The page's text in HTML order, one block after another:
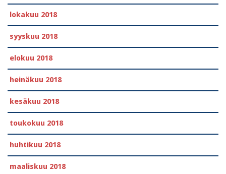
lokakuu 2018
syyskuu 2018
elokuu 2018
heinäkuu 2018
kesäkuu 2018
toukokuu 2018
huhtikuu 2018
maaliskuu 2018